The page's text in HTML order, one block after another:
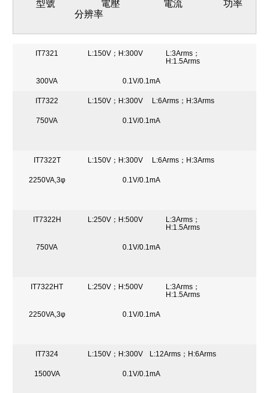
型號 電壓 電流 功率
分辨率
IT7321 L:150V；H:300V
L:3Arms；
H:1.5Arms
300VA 0.1V/0.1mA
IT7322 L:150V；H:300V L:6Arms；H:3Arms
750VA 0.1V/0.1mA
IT7322T L:150V；H:300V L:6Arms；H:3Arms
2250VA,3φ 0.1V/0.1mA
IT7322H L:250V；H:500V
L:3Arms；
H:1.5Arms
750VA 0.1V/0.1mA
IT7322HT L:250V；H:500V
L:3Arms；
H:1.5Arms
2250VA,3φ 0.1V/0.1mA
IT7324 L:150V；H:300V L:12Arms；H:6Arms
1500VA 0.1V/0.1mA